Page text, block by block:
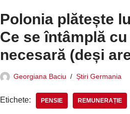
Polonia plătește
Ce se întâmplă
necesară (deși
Georgiana Baciu Știri Germania
Etichete: PENSIE REMUNERAȚIE